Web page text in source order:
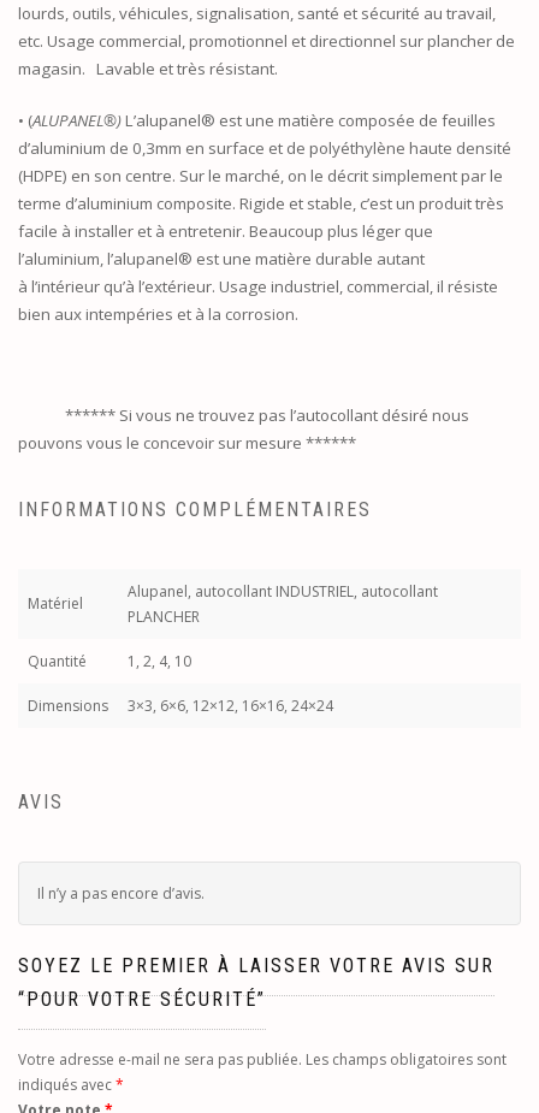
lourds, outils, véhicules, signalisation, santé et sécurité au travail,
etc. Usage commercial, promotionnel et directionnel sur plancher de
magasin. Lavable et très résistant.
• (ALUPANEL®)L’alupanel® est une matière composée de feuilles
d’aluminium de 0,3mm en surface et de polyéthylène haute densité
(HDPE) en son centre. Sur le marché, on le décrit simplement par le
terme d’aluminium composite. Rigide et stable, c’est un produit très
facile à installer et à entretenir. Beaucoup plus léger que
l’aluminium, l’alupanel® est une matière durable autant
à l’intérieur qu’à l’extérieur. Usage industriel, commercial, il résiste
bien aux intempéries et à la corrosion.
****** Si vous ne trouvez pas l’autocollant désiré nous
pouvons vous le concevoir sur mesure ******
INFORMATIONS COMPLÉMENTAIRES
Matériel
Alupanel, autocollant INDUSTRIEL, autocollant
PLANCHER
Quantité 1, 2, 4, 10
Dimensions 3×3, 6×6, 12×12, 16×16, 24×24
AVIS
Il n’y a pas encore d’avis.
SOYEZ LE PREMIER À LAISSER VOTRE AVIS SUR
“POUR VOTRE SÉCURITÉ”
Votre adresse e-mail ne sera pas publiée. Les champs obligatoires sont
indiqués avec*